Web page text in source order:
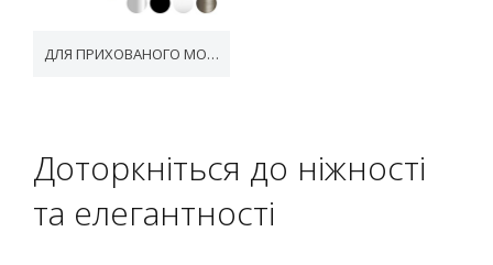
ДЛЯ ПРИХОВАНОГО МОНТАЖУ
Доторкніться до ніжності
та елегантності